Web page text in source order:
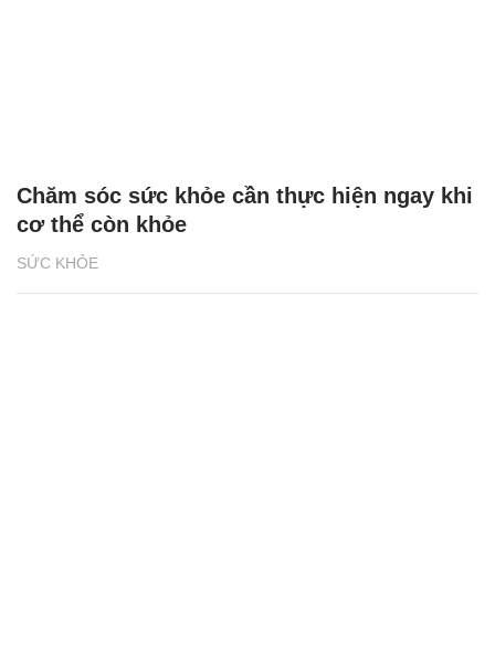
SỨC KHỎE
Chăm sóc sức khỏe cần thực hiện ngay khi
cơ thể còn khỏe